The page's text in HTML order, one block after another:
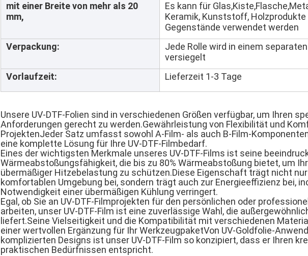
mit einer Breite von mehr als 20
mm,
Es kann für
Keramik, Kunststoff, Holzprodukte
Gegenstände verwendet werden
Verpackung:
Jede Rolle wird in einem
versiegelt
Vorlaufzeit:
Lieferzeit 1-3 Tage
Unsere UV-DTF-Folien sind in verschiedenen Größen verfügbar, um Ihren
Anforderungen gerecht zu werden.Gewährleistung von Flexibilität und
ProjektenJeder Satz umfasst sowohl A-Film- als auch B-Film-
eine komplette Lösung für Ihre UV-DTF-Filmbedarf.
Eines der wichtigsten Merkmale unseres UV-DTF-Films ist seine
Wärmeabstoßungsfähigkeit, die bis zu 80% Wärmeabstoßung bietet, um
übermäßiger Hitzebelastung zu schützen.Diese Eigenschaft trägt nicht
komfortablen Umgebung bei, sondern trägt auch zur Energieeffizienz bei,
Notwendigkeit einer übermäßigen Kühlung verringert.
Egal, ob Sie an UV-DTF-Filmprojekten für den persönlichen oder
arbeiten, unser UV-DTF-Film ist eine zuverlässige Wahl, die
liefert.Seine Vielseitigkeit und die Kompatibilität mit verschiedenen
einer wertvollen Ergänzung für Ihr WerkzeugpaketVon UV-Goldfolie-
komplizierten Designs ist unser UV-DTF-Film so konzipiert, dass er Ihren
praktischen Bedürfnissen entspricht.